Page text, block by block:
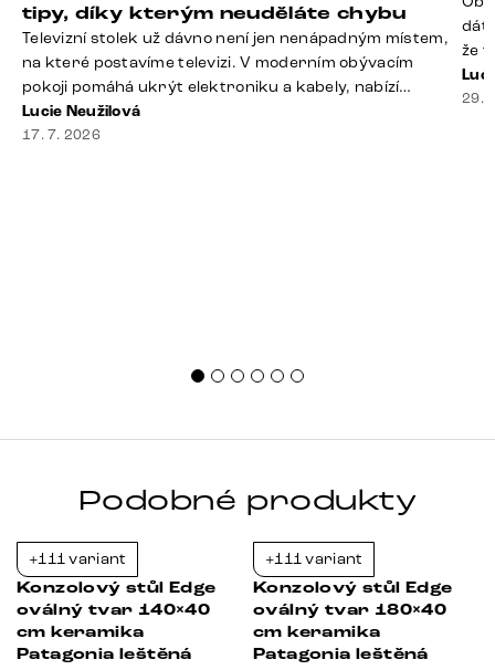
tipy, díky kterým neuděláte chybu
Televizní stolek už dávno není jen nenápadným místem,
na které postavíme televizi. V moderním obývacím
pokoji pomáhá ukrýt elektroniku a kabely, nabízí
praktický úložný prostor a často se stává výraznou
součástí celého interiéru. Při jeho výběru proto
Lucie Neužilová
17. 7. 2026
že
29.
Podobné produkty
+111 variant
Konzolový stůl Edge
oválný tvar 140×40
cm keramika
Patagonia leštěná
+111 variant
Konzolový stůl Edge
oválný tvar 180×40
cm keramika
Patagonia leštěná